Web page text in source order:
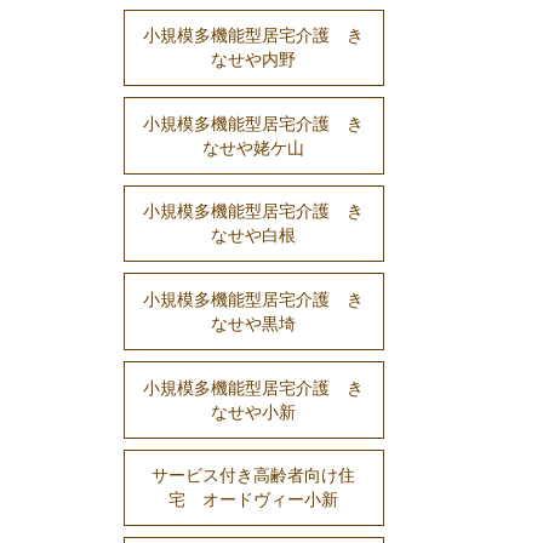
小規模多機能型居宅介護 き
なせや内野
小規模多機能型居宅介護 き
なせや姥ケ山
小規模多機能型居宅介護 き
なせや白根
小規模多機能型居宅介護 き
なせや黒埼
小規模多機能型居宅介護 き
なせや小新
サービス付き高齢者向け住
宅 オードヴィー小新